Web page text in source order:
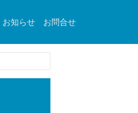
お知らせ お問合せ